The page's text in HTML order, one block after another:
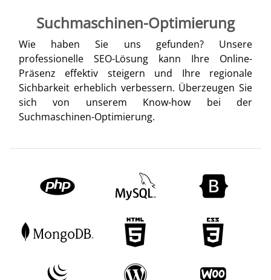
Suchmaschinen-Optimierung
Wie haben Sie uns gefunden? Unsere
professionelle SEO-Lösung kann Ihre Online-
Präsenz effektiv steigern und Ihre regionale
Sichbarkeit erheblich verbessern. Überzeugen Sie
sich von unserem Know-how bei der
Suchmaschinen-Optimierung.